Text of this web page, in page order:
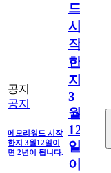
공지
공지
메모리워드 시작
한지 3월12일이
면 2년이 됩니다.
드
시
작
한
지
3
월
12
일
이